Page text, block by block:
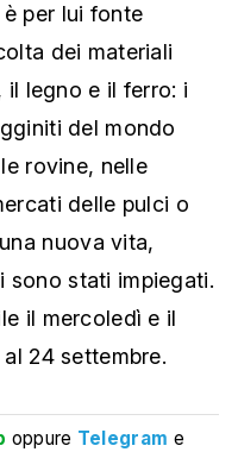
per lui fonte
dei materiali
il legno e il ferro: i
del mondo
rovine, nelle
delle pulci o
nuova vita,
sono stati impiegati.
il mercoledì e il
24 settembre.
oppure Telegram e